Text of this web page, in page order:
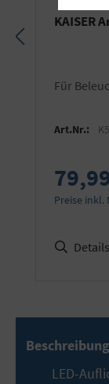
KAISER
für
Art.Nr.:
Preise inkl.
Details
Beschreibung
LED-